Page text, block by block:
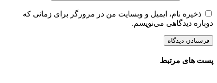
ذخیره نام، ایمیل و وبسایت من در مرورگر برای زمانی که
دوباره دیدگاهی می‌نویسم.
پست های مرتبط